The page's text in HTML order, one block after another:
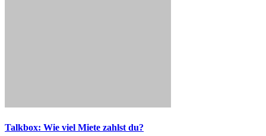
Talkbox: Wie viel Miete zahlst du?